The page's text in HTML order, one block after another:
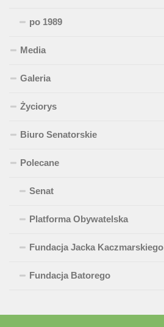
po 1989
Media
Galeria
Życiorys
Biuro Senatorskie
Polecane
Senat
Platforma Obywatelska
Fundacja Jacka Kaczmarskiego
Fundacja Batorego